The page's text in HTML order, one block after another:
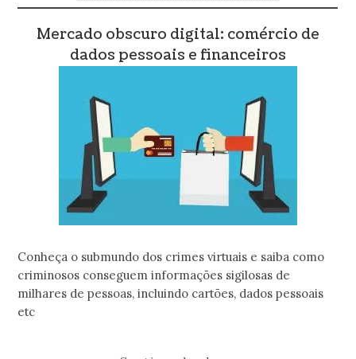
Mercado obscuro digital: comércio de
dados pessoais e financeiros
Conheça o submundo dos crimes virtuais e saiba como
criminosos conseguem informações sigilosas de
milhares de pessoas, incluindo cartões, dados pessoais
etc